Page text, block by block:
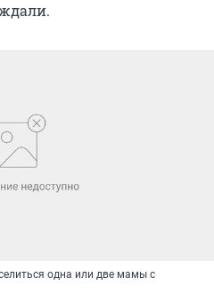
одна или две мамы с